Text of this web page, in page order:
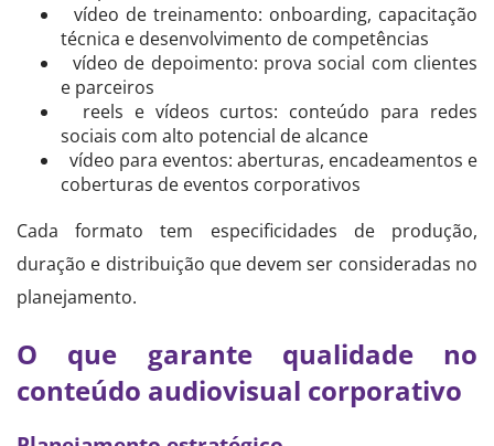
vídeo de treinamento: onboarding, capacitação
técnica e desenvolvimento de competências
vídeo de depoimento: prova social com clientes
e parceiros
reels e vídeos curtos: conteúdo para redes
sociais com alto potencial de alcance
vídeo para eventos: aberturas, encadeamentos e
coberturas de eventos corporativos
Cada formato tem especificidades de produção,
duração e distribuição que devem ser consideradas no
planejamento.
O que garante qualidade no
conteúdo audiovisual corporativo